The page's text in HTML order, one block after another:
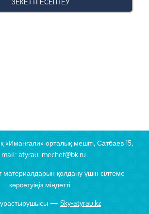
«Иманғали» орталық мешіті, Сатбаев 15,
mail: atyrau_mechet@bk.ru
материалдарын қолдану үшін сілтеме
көрсетуіңіз міндетті.
— Sky-atyrau.kz